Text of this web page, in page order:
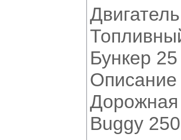
Бункер
Описание
Buggy